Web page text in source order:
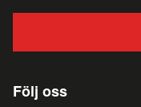
Följ oss